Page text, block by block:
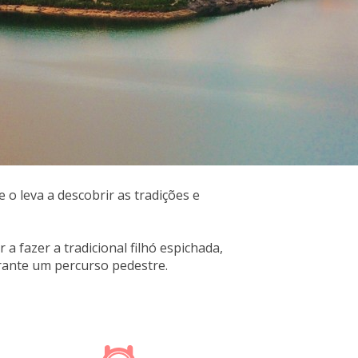
o leva a descobrir as tradições e
a fazer a tradicional filhó espichada,
um percurso pedestre.